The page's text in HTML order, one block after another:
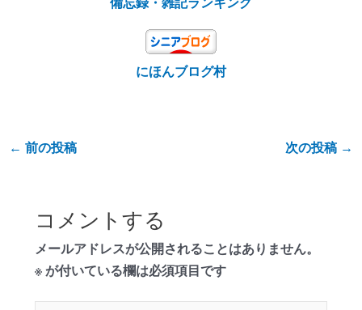
備忘録・雑記ランキング
にほんブログ村
← 前の投稿 次の投稿 →
コメントする
メールアドレスが公開されることはありません。
※が付いている欄は必須項目です